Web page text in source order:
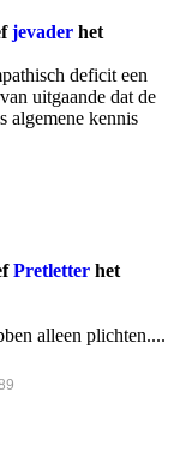
jevader het
deficit een
uitgaande dat de
algemene kennis
Pretletter het
alleen plichten....